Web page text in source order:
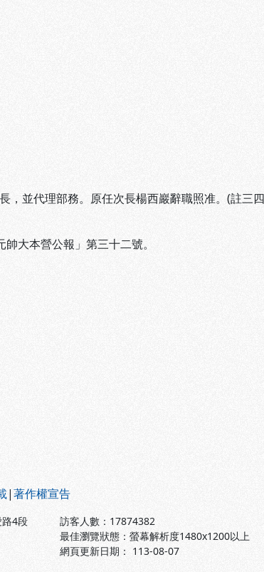
，並代理部務。原任次長楊西巖辭職照准。(註三
大本營公報」第三十二號。
|著作權宣告
4段
訪客人數： 17874382
最佳瀏覽狀態：螢幕解析度1480x1200以上
網頁更新日期： 113-08-07